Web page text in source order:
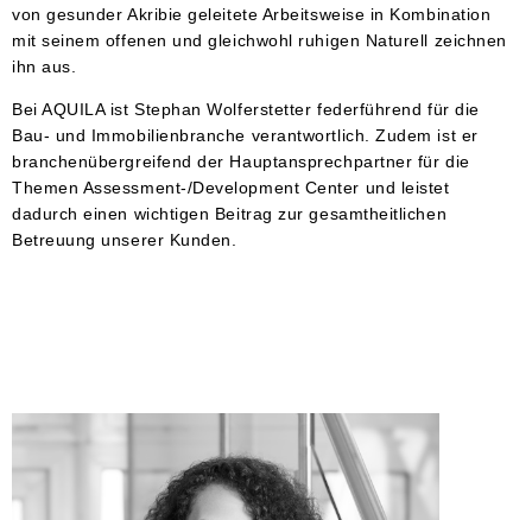
von gesunder Akribie geleitete Arbeitsweise in Kombination
mit seinem offenen und gleichwohl ruhigen Naturell zeichnen
ihn aus.
Bei AQUILA ist Stephan Wolferstetter federführend für die
Bau- und Immobilienbranche verantwortlich. Zudem ist er
branchenübergreifend der Hauptansprechpartner für die
Themen Assessment-/Development Center und leistet
dadurch einen wichtigen Beitrag zur gesamtheitlichen
Betreuung unserer Kunden.